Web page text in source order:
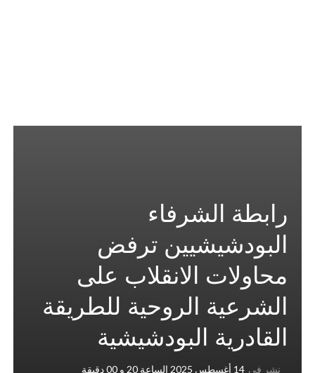
رابطة الشرفاء
البودشيشيين ترفض
محاولات الانقلاب على
الشرعية الروحية للطريقة
القادرية البودشيشية
نشر في 14 أغسطس 2025 الساعة 20 و 00 دقيقة